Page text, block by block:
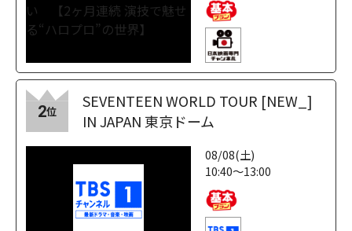
2位
SEVENTEEN WORLD TOUR [NEW_]
IN JAPAN 東京ドーム
08/08(土)
10:40～13:00